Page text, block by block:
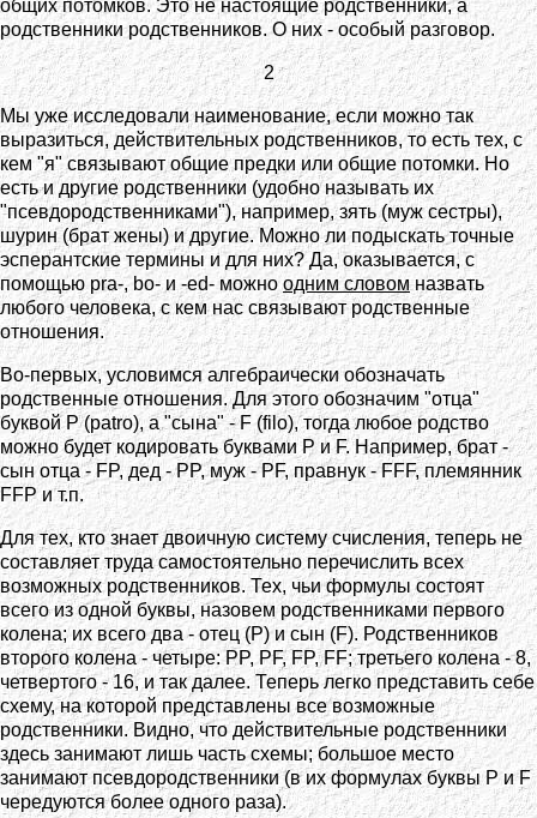
общих потомков. Это не настоящие родственники, а
родственники родственников. О них - особый разговор.
2
Мы уже исследовали наименование, если можно так
выразиться, действительных родственников, то есть тех, с
кем "я" связывают общие предки или общие потомки. Но
есть и другие родственники (удобно называть их
"псевдородственниками"), например, зять (муж сестры),
шурин (брат жены) и другие. Можно ли подыскать точные
эсперантские термины и для них? Да, оказывается, с
помощью pra-, bo- и -ed- можноодним словомназвать
любого человека, с кем нас связывают родственные
отношения.
Во-первых, условимся алгебраически обозначать
родственные отношения. Для этого обозначим "отца"
буквой P (patro), а "сына" - F (filo), тогда любое родство
можно будет кодировать буквами P и F. Например, брат -
сын отца - FP, дед - PP, муж - PF, правнук - FFF, племянник
FFP и т.п.
Для тех, кто знает двоичную систему счисления, теперь не
составляет труда самостоятельно перечислить всех
возможных родственников. Тех, чьи формулы состоят
всего из одной буквы, назовем родственниками первого
колена; их всего два - отец (P) и сын (F). Родственников
второго колена - четыре: PP, PF, FP, FF; третьего колена - 8,
четвертого - 16, и так далее. Теперь легко представить себе
схему, на которой представлены все возможные
родственники. Видно, что действительные родственники
здесь занимают лишь часть схемы; большое место
занимают псевдородственники (в их формулах буквы P и F
чередуются более одного раза).